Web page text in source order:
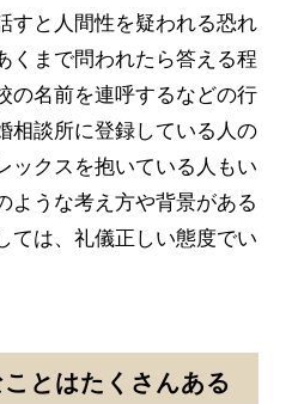
すと人間性を疑われる恐れ
くまで問われたら答える程
の名前を連呼するなどの行
相談所に登録している人の
ックスを抱いている人もい
ような考え方や背景がある
ては、礼儀正しい態度でい
とはたくさんある